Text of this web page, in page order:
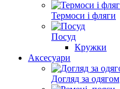
Термоси і фляги
Посуд
Кружки
Аксесуари
Догляд за одягом